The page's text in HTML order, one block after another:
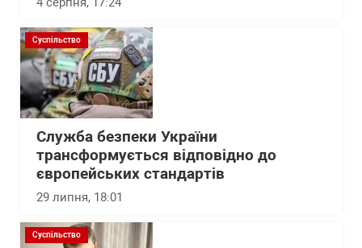
Суспільство
Служба безпеки України
трансформується відповідно до
європейських стандартів
29 липня, 18:01
Суспільство